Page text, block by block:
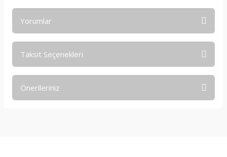
Yorumlar
Taksit Seçenekleri
Önerileriniz